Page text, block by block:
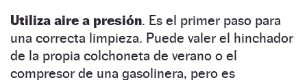
Utiliza aire a presión. Es el primer paso para
una correcta limpieza. Puede valer el hinchador
de la propia colchoneta de verano o el
compresor de una gasolinera, pero es